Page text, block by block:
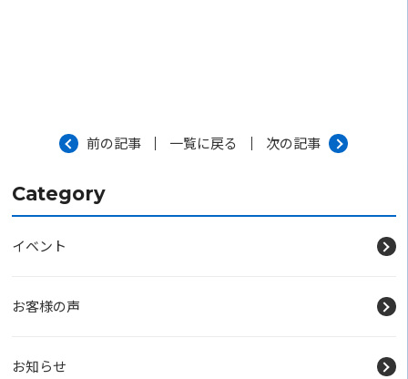
前の記事 一覧に戻る 次の記事
Category
イベント
お客様の声
お知らせ